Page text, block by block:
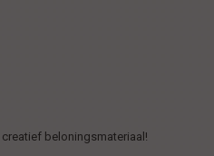
beloningsmateriaal!